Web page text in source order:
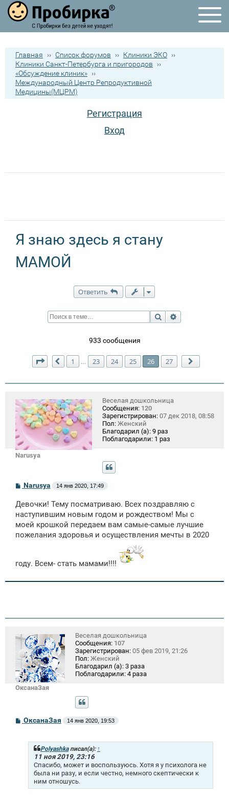
Главная ›› Список форумов ›› Клиники ЭКО ››
Клиники Санкт-Петербурга и пригородов
››
«Обсуждение клиник» ››
Международный Центр Репродуктивной
Медицины(МЦРМ)
Регистрация
Вход
Я знаю здесь я стану
МАМОЙ
Ответить
Поиск
933 сообщения
Страница 26 из27
Пред.
1 … 23 24 25 26 27
Narusya
Веселая дошкольница
Сообщения: 120
Зарегистрирован: 07 дек 2018, 08:58
Пол: Женский
Благодарил (а): 9 раз
Поблагодарили: 1 раз
С
б
щ
н
и
Narusya 14 янв 2020, 17:49
Девочки! Тему посматриваю. Всех поздравляю с
наступившим новым годом и рождеством! Мы с
моей крошкой передаем вам самые-самые лучшие
пожелания здоровья и осуществления мечты в 2020
году. Всем- стать мамами!!!!
ОксанаЗая
Веселая дошкольница
Сообщения: 107
Зарегистрирован: 05 фев 2019, 21:26
Пол: Женский
Благодарил (а): 3 раза
Поблагодарили: 4 раза
СОксанаЗая 14 янв 2020, 19:53
Polyashkaписал(а): ↑
11 ноя 2019, 23:16
Спасибо, может и воспользуюсь. Хотя я у психолога не
была ни разу, и если честно, немного скептически к
ним отношусь.